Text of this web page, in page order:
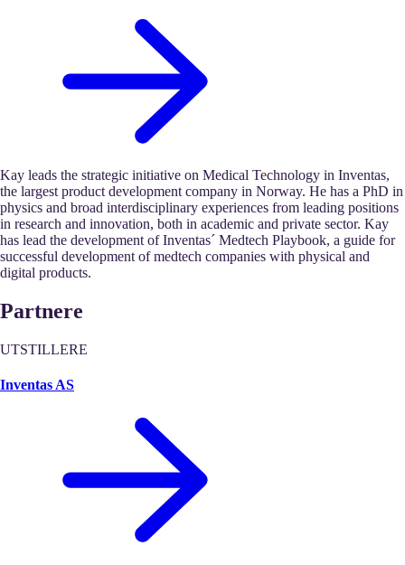
Kay leads the strategic initiative on Medical Technology in Inventas,
the largest product development company in Norway. He has a PhD in
physics and broad interdisciplinary experiences from leading positions
in research and innovation, both in academic and private sector. Kay
has lead the development of Inventas´ Medtech Playbook, a guide for
successful development of medtech companies with physical and
digital products.
Partnere
UTSTILLERE
Inventas AS